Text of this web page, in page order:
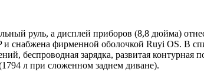
руль, а дисплей приборов (8,8 дюйма)
снабжена фирменной оболочкой Ruyi OS. В
беспроводная зарядка, развитая контурная
л при сложенном заднем диване).